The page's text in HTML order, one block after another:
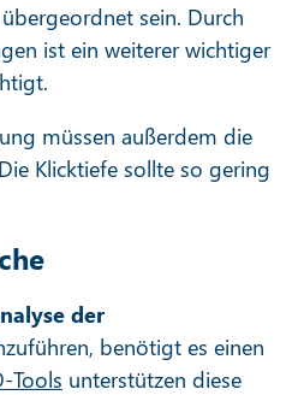
sein. Durch
ist ein weiterer wichtiger
müssen außerdem die
Klicktiefe sollte so gering
der
benötigt es einen
Tools unterstützen diese